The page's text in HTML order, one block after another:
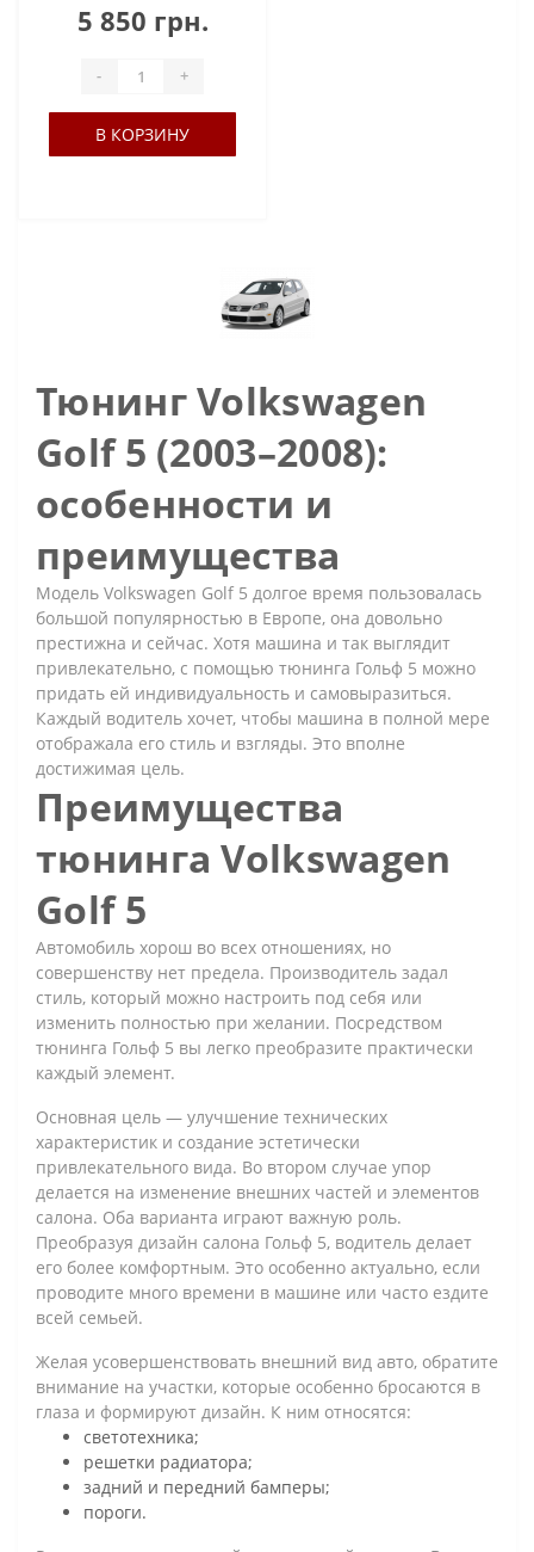
5 850 грн.
- +
В КОРЗИНУ
Тюнинг Volkswagen
Golf 5 (2003–2008):
особенности и
преимущества
Модель Volkswagen Golf 5 долгое время пользовалась
большой популярностью в Европе, она довольно
престижна и сейчас. Хотя машина и так выглядит
привлекательно, с помощью тюнинга Гольф 5 можно
придать ей индивидуальность и самовыразиться.
Каждый водитель хочет, чтобы машина в полной мере
отображала его стиль и взгляды. Это вполне
достижимая цель.
Преимущества
тюнинга Volkswagen
Golf 5
Автомобиль хорош во всех отношениях, но
совершенству нет предела. Производитель задал
стиль, который можно настроить под себя или
изменить полностью при желании. Посредством
тюнинга Гольф 5 вы легко преобразите практически
каждый элемент.
Основная цель — улучшение технических
характеристик и создание эстетически
привлекательного вида. Во втором случае упор
делается на изменение внешних частей и элементов
салона. Оба варианта играют важную роль.
Преобразуя дизайн салона Гольф 5, водитель делает
его более комфортным. Это особенно актуально, если
проводите много времени в машине или часто ездите
всей семьей.
Желая усовершенствовать внешний вид авто, обратите
внимание на участки, которые особенно бросаются в
глаза и формируют дизайн. К ним относятся:
светотехника;
решетки радиатора;
задний и передний бамперы;
пороги.